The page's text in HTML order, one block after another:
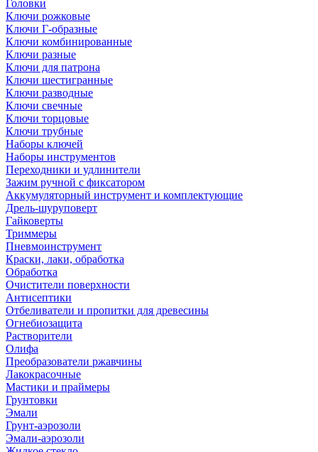
Головки
Ключи рожковые
Ключи Г-образные
Ключи комбинированные
Ключи разные
Ключи для патрона
Ключи шестигранные
Ключи разводные
Ключи свечные
Ключи торцовые
Ключи трубные
Наборы ключей
Наборы инструментов
Переходники и удлинители
Зажим ручной с фиксатором
Аккумуляторный инструмент и комплектующие
Дрель-шуруповерт
Гайковерты
Триммеры
Пневмоинструмент
Краски, лаки, обработка
Обработка
Очистители поверхности
Антисептики
Отбеливатели и пропитки для древесины
Огнебиозащита
Растворители
Олифа
Преобразователи ржавчины
Лакокрасочные
Мастики и праймеры
Грунтовки
Эмали
Грунт-аэрозоли
Эмали-аэрозоли